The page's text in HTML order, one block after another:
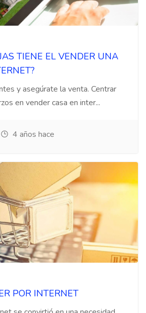
TIENE EL VENDER UNA
y asegúrate la venta. Centrar
en vender casa en inter...
4 años hace
POR INTERNET